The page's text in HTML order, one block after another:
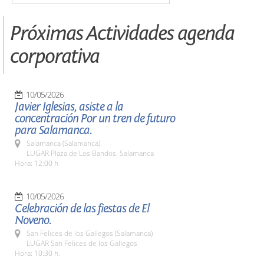
Próximas Actividades agenda
corporativa
10/05/2026
Javier Iglesias, asiste a la
concentración Por un tren de futuro
para Salamanca.
Salamanca (Salamanca)
LUGAR Plaza de Los Bandos. Salamanca
Hora: 12:00 h
10/05/2026
Celebración de las fiestas de El
Noveno.
San Felices de los Gallegos (Salamanca)
LUGAR San Felices de los Gallegos
Hora: 10:30 h.